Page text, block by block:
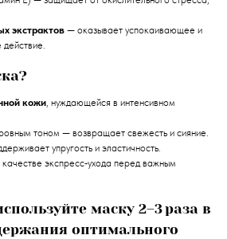
экстрактов — оказывает успокаивающее и
кожи , нуждающейся в интенсивном
тоном — возвращает свежесть и сияние.
упругость и эластичность.
качестве экспресс‑ухода перед важным
маску 2–3 раза в
оптимального